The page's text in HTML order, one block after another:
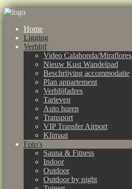
Home
Ligging
Verblijf
Video Calahonda/Miraflores
Nieuw Kust Wandelpad
Beschrijving accommodatie
Plan appartement
Verblijfadres
Tarieven
Auto huren
Transport
VIP Transfer Airport
Klimaat
Foto's
Sauna & Fitness
Indoor
Outdoor
Outdoor by night